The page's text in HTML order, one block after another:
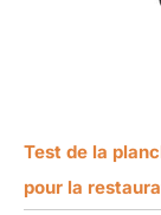
Test de la
pour la